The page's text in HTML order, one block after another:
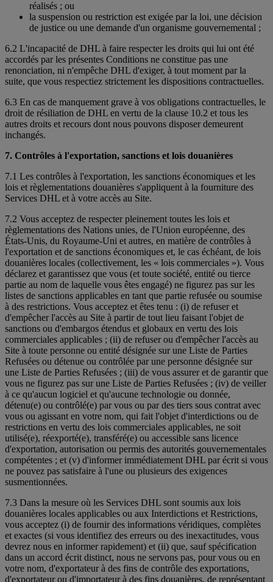
réalisés ; ou
la suspension ou restriction est exigée par la loi, une décision
de justice ou une demande d'un organisme gouvernemental ;
6.2 L'incapacité de DHL à faire respecter les droits qui lui ont été
accordés par les présentes Conditions ne constitue pas une
renonciation, ni n'empêche DHL d'exiger, à tout moment par la
suite, que vous respectiez strictement les dispositions contractuelles.
6.3 En cas de manquement grave à vos obligations contractuelles, le
droit de résiliation de DHL en vertu de la clause 10.2 et tous les
autres droits et recours dont nous pouvons disposer demeurent
inchangés.
7. Contrôles à l'exportation, sanctions et lois douanières
7.1 Les contrôles à l'exportation, les sanctions économiques et les
lois et règlementations douanières s'appliquent à la fourniture des
Services DHL et à votre accès au Site.
7.2 Vous acceptez de respecter pleinement toutes les lois et
règlementations des Nations unies, de l'Union européenne, des
États-Unis, du Royaume-Uni et autres, en matière de contrôles à
l'exportation et de sanctions économiques et, le cas échéant, de lois
douanières locales (collectivement, les « lois commerciales »). Vous
déclarez et garantissez que vous (et toute société, entité ou tierce
partie au nom de laquelle vous êtes engagé) ne figurez pas sur les
listes de sanctions applicables en tant que partie refusée ou soumise
à des restrictions. Vous acceptez et êtes tenu : (i) de refuser et
d'empêcher l'accès au Site à partir de tout lieu faisant l'objet de
sanctions ou d'embargos étendus et globaux en vertu des lois
commerciales applicables ; (ii) de refuser ou d'empêcher l'accès au
Site à toute personne ou entité désignée sur une Liste de Parties
Refusées ou détenue ou contrôlée par une personne désignée sur
une Liste de Parties Refusées ; (iii) de vous assurer et de garantir que
vous ne figurez pas sur une Liste de Parties Refusées ; (iv) de veiller
à ce qu'aucun logiciel et qu'aucune technologie ou donnée,
détenu(e) ou contrôlé(e) par vous ou par des tiers sous contrat avec
vous ou agissant en votre nom, qui fait l'objet d'interdictions ou de
restrictions en vertu des lois commerciales applicables, ne soit
utilisé(e), réexporté(e), transféré(e) ou accessible sans licence
d'exportation, autorisation ou permis des autorités gouvernementales
compétentes ; et (v) d'informer immédiatement DHL par écrit si vous
ne pouvez pas satisfaire à l'une ou plusieurs des exigences
susmentionnées.
7.3 Dans la mesure où les Services DHL sont soumis aux lois
douanières locales applicables ou aux Interdictions et Restrictions,
vous acceptez (i) de fournir des informations véridiques, complètes
et exactes (si vous identifiez des erreurs ou des inexactitudes, vous
devrez nous en informer rapidement) et (ii) que, sauf spécification
dans un accord écrit distinct, nous ne servons pas, pour vous ou en
votre nom, d'exportateur à des fins de contrôle des exportations,
d'exportateur ou d'importateur à des fins douanières, de représentant